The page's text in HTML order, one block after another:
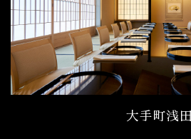
大手町浅田